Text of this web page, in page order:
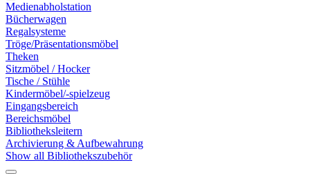
Medienabholstation
Bücherwagen
Regalsysteme
Tröge/Präsentationsmöbel
Theken
Sitzmöbel / Hocker
Tische / Stühle
Kindermöbel/-spielzeug
Eingangsbereich
Bereichsmöbel
Bibliotheksleitern
Archivierung & Aufbewahrung
Show all Bibliothekszubehör